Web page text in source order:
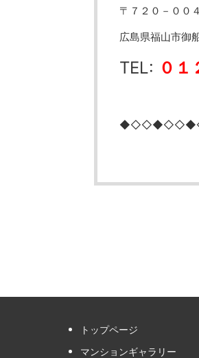
〒７２０－００
広島県福山市御
TEL: ０１
トップページ
マンションギャラリー